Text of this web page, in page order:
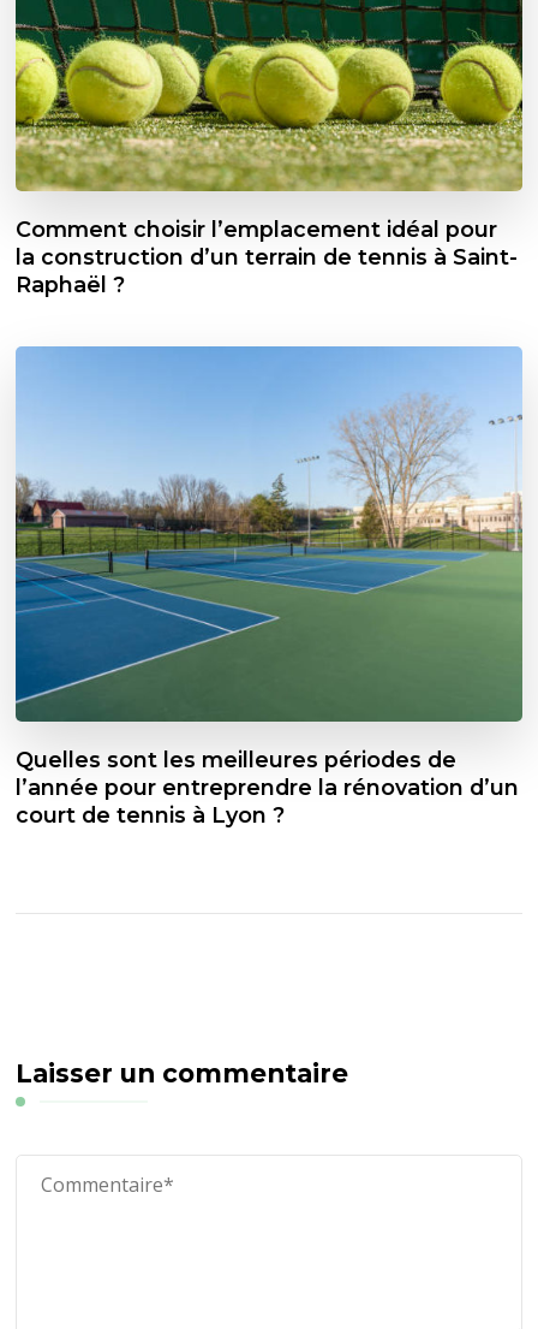
Comment choisir l’emplacement idéal pour
la construction d’un terrain de tennis à Saint-
Raphaël ?
Quelles sont les meilleures périodes de
l’année pour entreprendre la rénovation d’un
court de tennis à Lyon ?
Laisser un commentaire